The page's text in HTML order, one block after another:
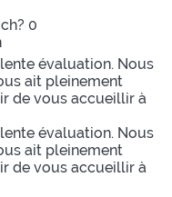
0
évaluation. Nous
ait pleinement
de vous accueillir à
évaluation. Nous
ait pleinement
de vous accueillir à